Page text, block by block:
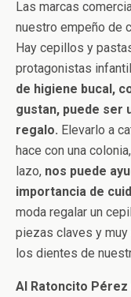
Las marcas
nuestro empeño de
Hay cepillos y
protagonistas
de higiene bucal,
gustan, puede ser
regalo. Elevarlo a
hace con una
lazo, nos puede
importancia de
moda regalar un
piezas claves y
los dientes de
Al Ratoncito